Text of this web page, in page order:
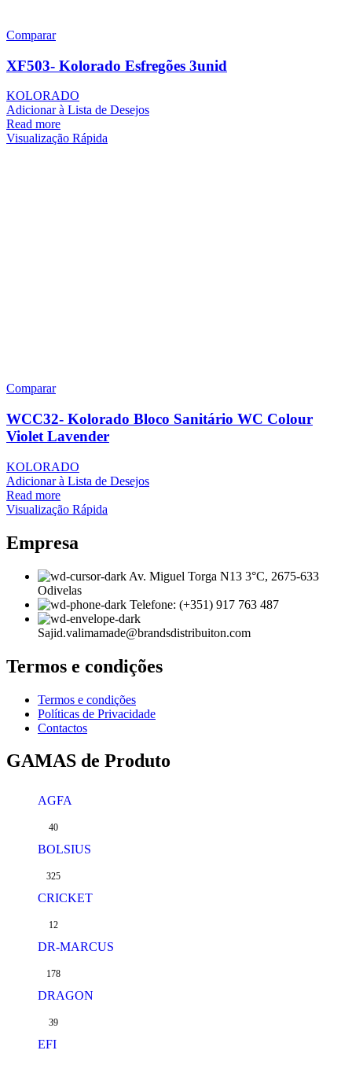
Comparar
XF503- Kolorado Esfregões 3unid
KOLORADO
Adicionar à Lista de Desejos
Read more
Visualização Rápida
Comparar
WCC32- Kolorado Bloco Sanitário WC Colour
Violet Lavender
KOLORADO
Adicionar à Lista de Desejos
Read more
Visualização Rápida
Empresa
Av. Miguel Torga N13 3°C, 2675-633
Odivelas
Telefone: (+351) 917 763 487
Sajid.valimamade@brandsdistribuiton.com
Termos e condições
Termos e condições
Políticas de Privacidade
Contactos
GAMAS de Produto
AGFA
40
BOLSIUS
325
CRICKET
12
DR-MARCUS
178
DRAGON
39
EFI